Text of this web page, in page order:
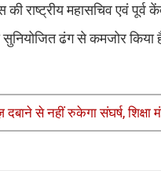
राष्ट्रीय महासचिव एवं पूर्व
सुनियोजित ढंग से कमजोर
से नहीं रुकेगा संघर्ष, शिक्षा